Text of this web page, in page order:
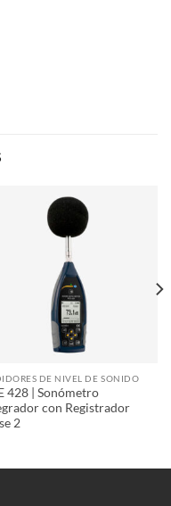
DE NIVEL DE SONIDO
428 | Sonómetro
con Registrador
2